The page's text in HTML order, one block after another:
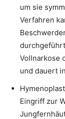
um sie
Verfahren
Vollnarkose
und dauert
Eingriff zur